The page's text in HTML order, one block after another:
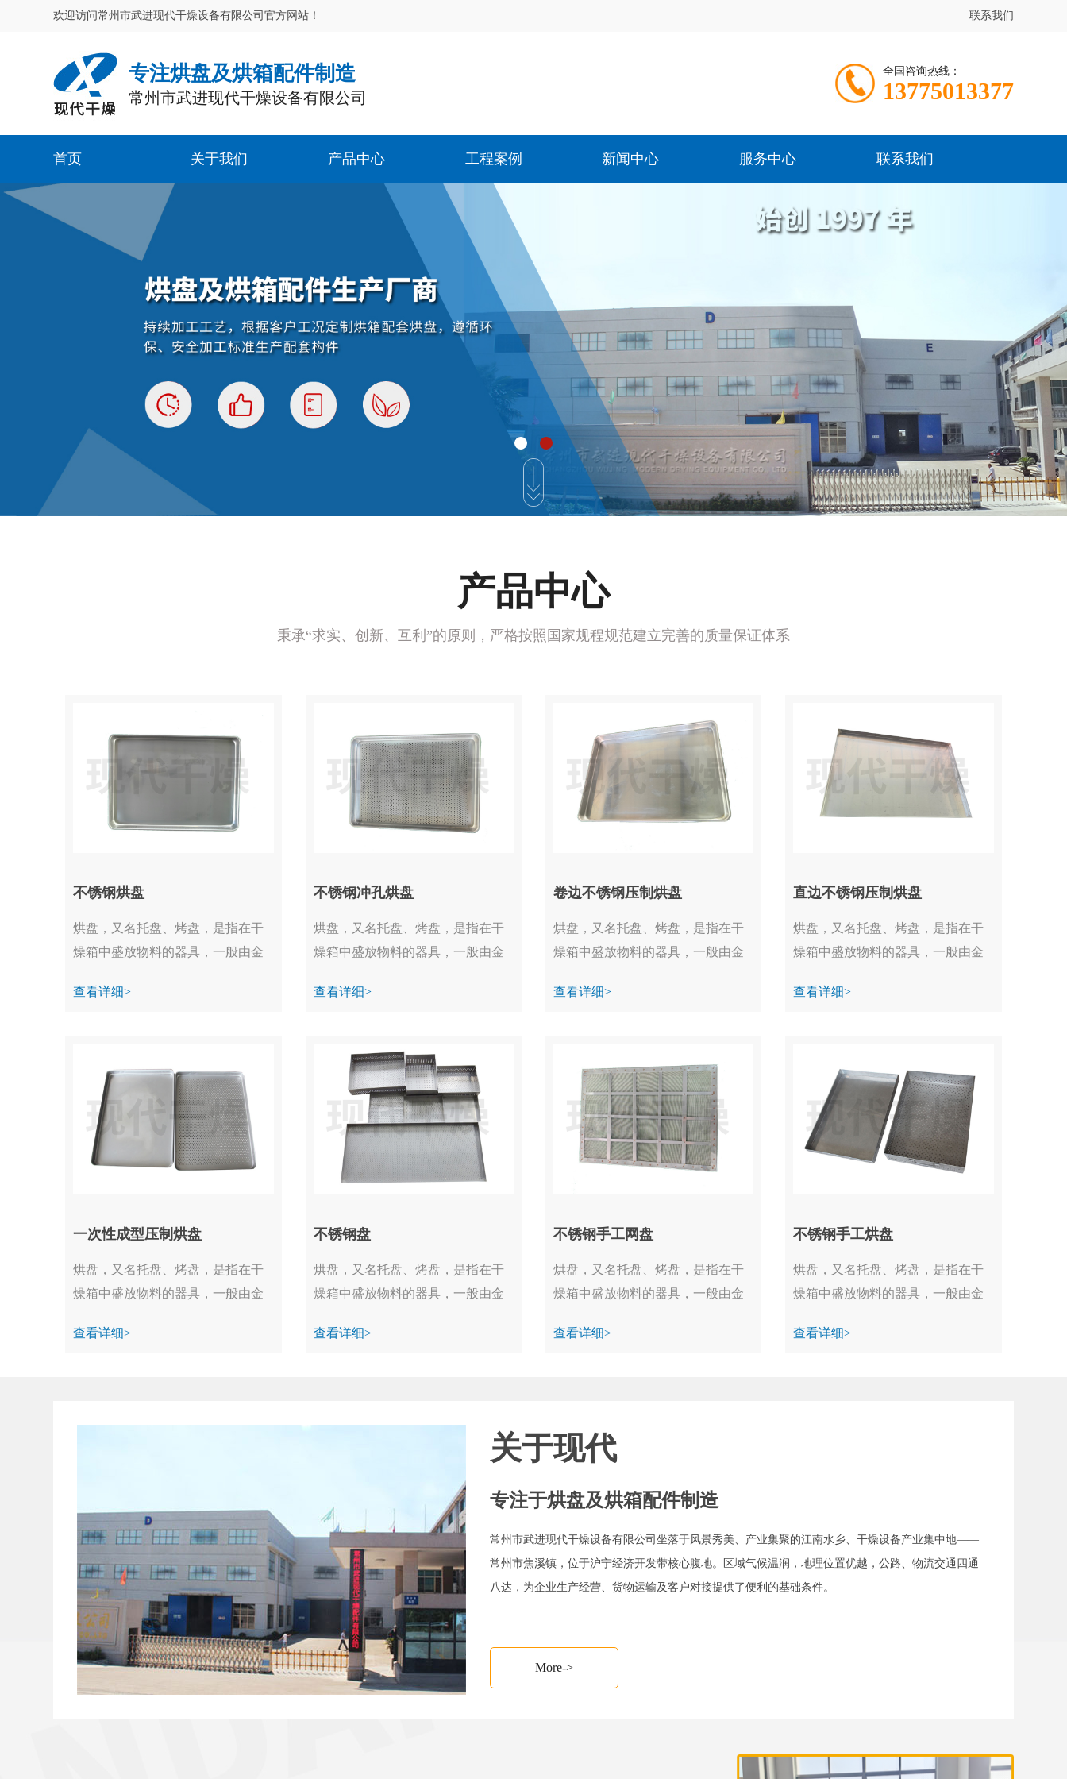
欢迎访问常州市武进现代干燥设备有限公司官方网站！ 联系我们
专注烘盘及烘箱配件制造
常州市武进现代干燥设备有限公司
全国咨询热线：
13775013377
首页 关于我们 产品中心 工程案例 新闻中心 服务中心 联系我们
产品中心
秉承“求实、创新、互利”的原则，严格按照国家规程规范建立完善的质量保证体系
不锈钢烘盘
烘盘，又名托盘、烤盘，是指在干
燥箱中盛放物料的器具，一般由金
查看详细>
不锈钢冲孔烘盘
烘盘，又名托盘、烤盘，是指在干
燥箱中盛放物料的器具，一般由金
查看详细>
卷边不锈钢压制烘盘
烘盘，又名托盘、烤盘，是指在干
燥箱中盛放物料的器具，一般由金
查看详细>
直边不锈钢压制烘盘
烘盘，又名托盘、烤盘，是指在干
燥箱中盛放物料的器具，一般由金
查看详细>
一次性成型压制烘盘
烘盘，又名托盘、烤盘，是指在干
燥箱中盛放物料的器具，一般由金
查看详细>
不锈钢盘
烘盘，又名托盘、烤盘，是指在干
燥箱中盛放物料的器具，一般由金
查看详细>
不锈钢手工网盘
烘盘，又名托盘、烤盘，是指在干
燥箱中盛放物料的器具，一般由金
查看详细>
不锈钢手工烘盘
烘盘，又名托盘、烤盘，是指在干
燥箱中盛放物料的器具，一般由金
查看详细>
关于现代
专注于烘盘及烘箱配件制造
常州市武进现代干燥设备有限公司坐落于风景秀美、产业集聚的江南水乡、干燥设备产业集中地——
常州市焦溪镇，位于沪宁经济开发带核心腹地。区域气候温润，地理位置优越，公路、物流交通四通
八达，为企业生产经营、货物运输及客户对接提供了便利的基础条件。
More->